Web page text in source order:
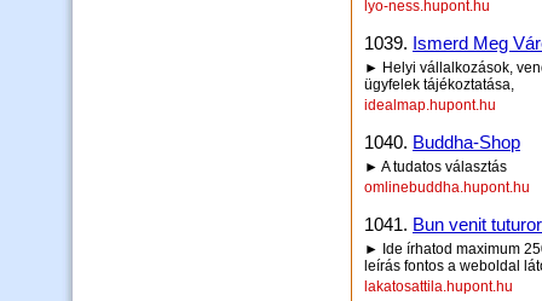
lyo-ness.hupont.hu
1039. Ismerd Meg
► Helyi vállalkozások,
ügyfelek tájékoztatása,
idealmap.hupont.hu
1040. Buddha-Shop
► A tudatos választás
omlinebuddha.hupont.hu
1041. Bun venit
► Ide írhatod maximum
leírás fontos a weboldal
lakatosattila.hupont.hu